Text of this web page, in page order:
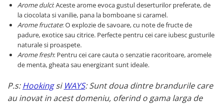
Arome dulci: Aceste arome evoca gustul deserturilor preferate, de
la ciocolata si vanilie, pana la bomboane si caramel.
Arome fructate: O explozie de savoare, cu note de fructe de
padure, exotice sau citrice. Perfecte pentru cei care iubesc gusturile
naturale si proaspete.
Arome fresh: Pentru cei care cauta o senzatie racoritoare, aromele
de menta, gheata sau energizant sunt ideale.
P.s:Hookingsi WAYS: Sunt doua dintre brandurile care
au inovat in acest domeniu, oferind o gama larga de